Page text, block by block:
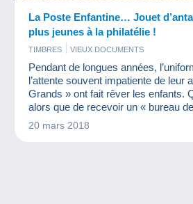
La Poste Enfantine… Jouet
plus jeunes à la philatélie !
TIMBRES VIEUX DOCUMENTS
Pendant de longues années,
l’attente souvent impatiente de leur
Grands » ont fait rêver les enfants. Quoi de plus beau
alors que de recevoir un « bureau
pour envoyer à toute sa famille des
20 mars 2018